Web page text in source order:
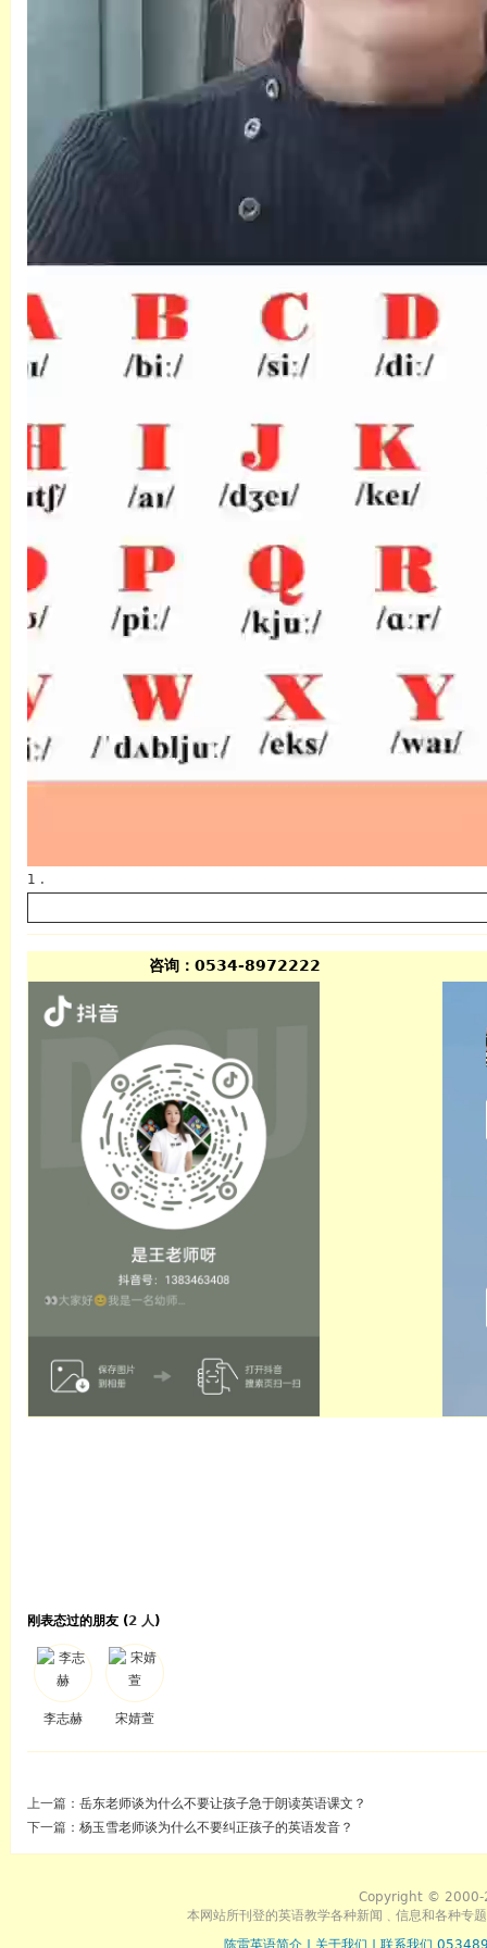
1 .
咨询：0534-8972222
刚表态过的朋友 (2 人)
李志赫 宋婧萱
上一篇： 岳东老师谈为什么不要让孩子急于朗读英语课文？
下一篇： 杨玉雪老师谈为什么不要纠正孩子的英语发音？
Copyright © 2000-
本网站所刊登的英语教学各种新闻﹑信息和各种专
陈雷英语简介
关于我们 联系我们